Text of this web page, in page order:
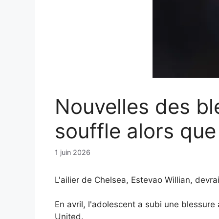
Nouvelles des
souffle alors
1 juin 2026
L'ailier de Chelsea, Estevao Willian,
En avril, l'adolescent a subi une
United.